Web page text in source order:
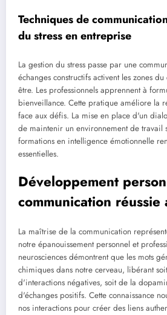
Techniques de
du stress en entreprise
La gestion du stress passe par une
échanges constructifs activent les zones
être. Les professionnels apprennent à
bienveillance. Cette pratique améliore la
face aux défis. La mise en place d'un
de maintenir un environnement de travail
formations en intelligence émotionnelle
essentielles.
Développement
communication
La maîtrise de la communication
notre épanouissement personnel et
neurosciences démontrent que les mots
chimiques dans notre cerveau, libérant
d'interactions négatives, soit de la
d'échanges positifs. Cette connaissance
nos interactions pour créer des liens